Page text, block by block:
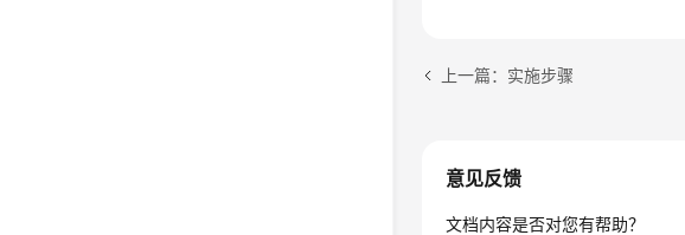
上一篇：实施步骤
意见反馈
文档内容是否对您有帮助？